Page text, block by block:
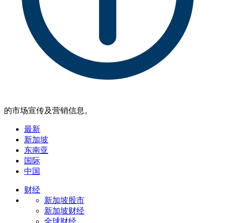
的市场宣传及营销信息。
最新
新加坡
东南亚
国际
中国
财经
新加坡股市
新加坡财经